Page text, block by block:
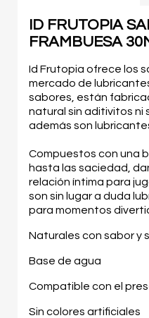
ID FRUTOPIA
FRAMBUESA
Id Frutopia ofrece los
mercado de
sabores, están
natural sin aditivitos ni
además son
Compuestos con una
hasta las saciedad,
relación íntima para
son sin lugar a duda
para momentos
Naturales con sabor y
Base de agua
Compatible con el
Sin colores artificiales